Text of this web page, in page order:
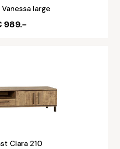
large
989.-
Clara 210